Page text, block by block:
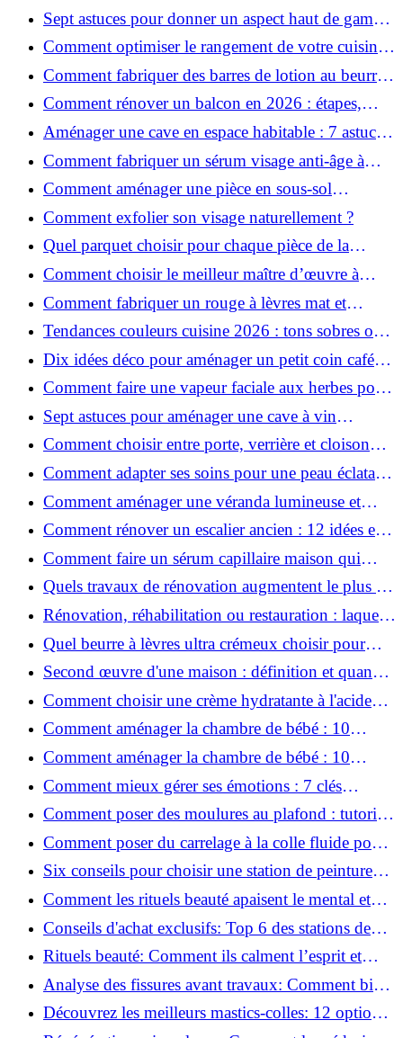
Sept astuces pour donner un aspect haut de gamme
à votre cuisine
Comment optimiser le rangement de votre cuisine
et gagner de la place ?
Comment fabriquer des barres de lotion au beurre
de karité ?
Comment rénover un balcon en 2026 : étapes,
budget et matériaux ?
Aménager une cave en espace habitable : 7 astuces
essentielles
Comment fabriquer un sérum visage anti-âge à
l'huile de rose musquée ?
Comment aménager une pièce en sous-sol
efficacement ?
Comment exfolier son visage naturellement ?
Quel parquet choisir pour chaque pièce de la
maison ?
Comment choisir le meilleur maître d’œuvre à
Grenoble en 2026 ?
Comment fabriquer un rouge à lèvres mat et
hydratant fait maison ?
Tendances couleurs cuisine 2026 : tons sobres ou
colorés, que choisir ?
Dix idées déco pour aménager un petit coin café
chez soi
Comment faire une vapeur faciale aux herbes pour
une peau plus saine et rajeunie ?
Sept astuces pour aménager une cave à vin
naturelle chez soi
Comment choisir entre porte, verrière et cloison
coulissante pour séparer vos pièces ?
Comment adapter ses soins pour une peau éclatante
en hiver ?
Comment aménager une véranda lumineuse et
conviviale : 12 idées déco
Comment rénover un escalier ancien : 12 idées et
astuces faciles pas à pas
Comment faire un sérum capillaire maison qui
stimule réellement la pousse des cheveux ?
Quels travaux de rénovation augmentent le plus la
valeur d'une maison pour la revente ?
Rénovation, réhabilitation ou restauration : laquelle
convient le mieux à mon logement ?
Quel beurre à lèvres ultra crémeux choisir pour
lèvres sèches et gercées?
Second œuvre d'une maison : définition et quand
le réaliser
Comment choisir une crème hydratante à l'acide
hyaluronique et niacinamide ?
Comment aménager la chambre de bébé : 10
conseils sécurité, déco et rangement
Comment aménager la chambre de bébé : 10
conseils sécurité, déco et rangement
Comment mieux gérer ses émotions : 7 clés
pratiques
Comment poser des moulures au plafond : tutoriel
vidéo pas à pas ?
Comment poser du carrelage à la colle fluide pour
un rendu professionnel ?
Six conseils pour choisir une station de peinture
basse pression
Comment les rituels beauté apaisent le mental et
créent des moments pour soi ?
Conseils d'achat exclusifs: Top 6 des stations de
peinture basse pression incontournables!
Rituels beauté: Comment ils calment l’esprit et
chouchoutent votre âme!
Analyse des fissures avant travaux: Comment bien
préparer vos surfaces!
Découvrez les meilleurs mastics-colles: 12 options
dès 6,70 €!